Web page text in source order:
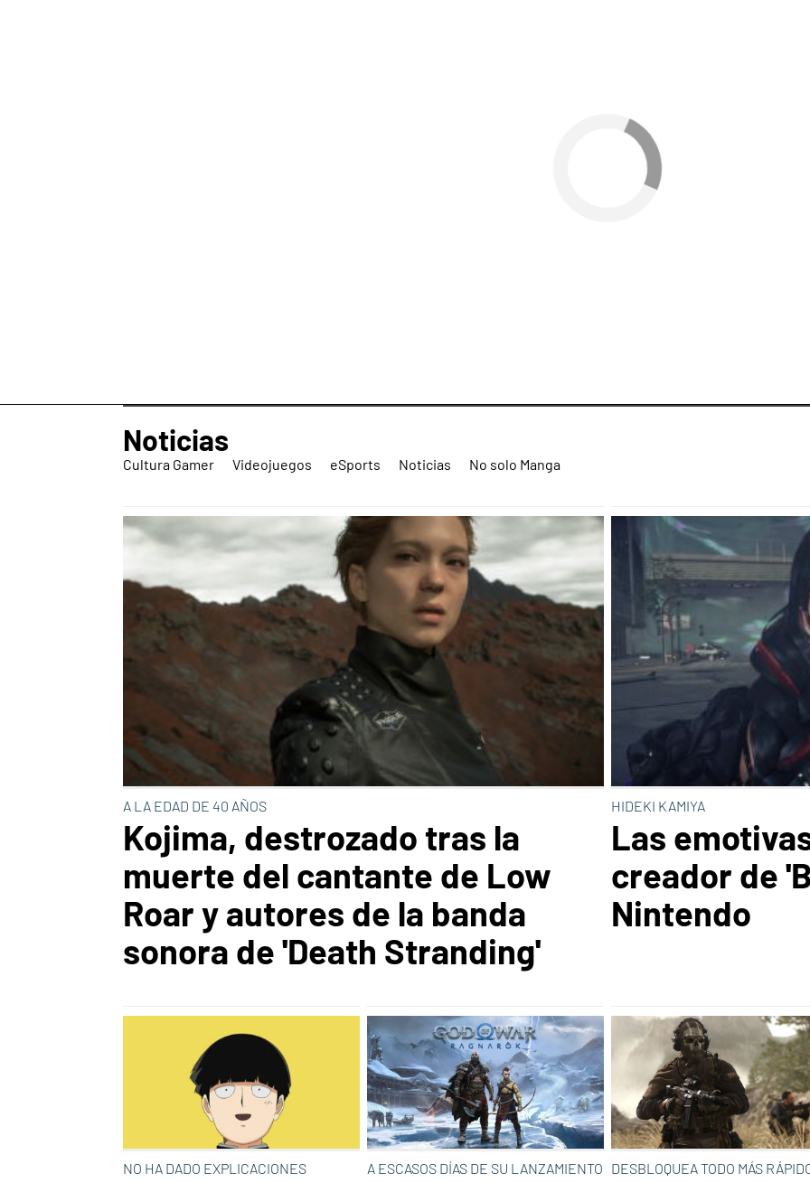
Noticias
Cultura Gamer Videojuegos eSports Noticias No solo Manga
A LA EDAD DE 40 AÑOS
Kojima, destrozado tras la
muerte del cantante de Low
Roar y autores de la banda
sonora de 'Death Stranding'
HIDEKI KAMIYA
Las
creador de
Nintendo
NO HA DADO EXPLICACIONES A ESCASOS DÍAS DE SU LANZAMIENTO DESBLOQUEA TODO MÁS